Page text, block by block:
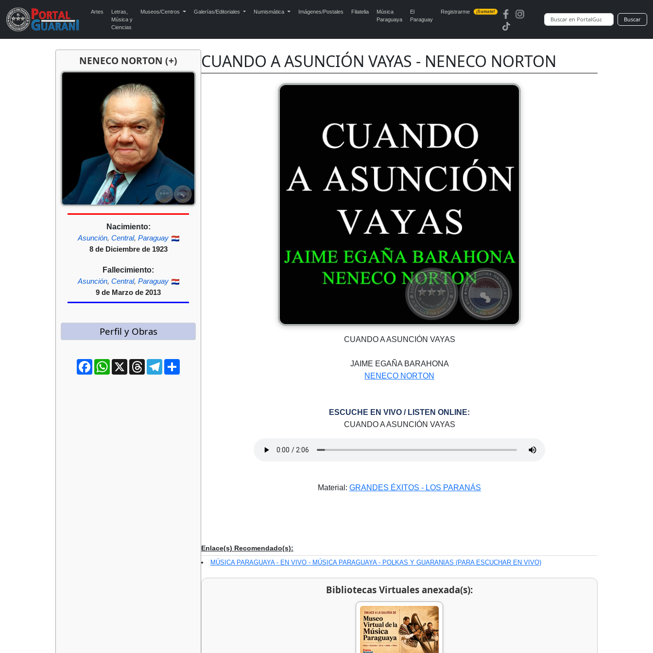
Artes
Letras,
Música y
Ciencias
Museos/Centros Galerías/Editoriales Numismática Imágenes/Postales Filatelia
Música
Paraguaya
El
Paraguay
Registrarme ¡Sumate!
Buscar
NENECO NORTON (+)
Nacimiento:
Asunción, Central, Paraguay
8 de Diciembre de 1923
Fallecimiento:
Asunción, Central, Paraguay
9 de Marzo de 2013
Perfil y Obras
FacebookWhatsApp
X ThreadsTelegram
CUANDO A ASUNCIÓN VAYAS - NENECO NORTON
CUANDO A ASUNCIÓN VAYAS
JAIME EGAÑA BARAHONA
NENECO NORTON
ESCUCHE EN VIVO / LISTEN ONLINE:
CUANDO A ASUNCIÓN VAYAS
Material: GRANDES ÉXITOS - LOS PARANÁS
Enlace(s) Recomendado(s):
MÚSICA PARAGUAYA - EN VIVO - MÚSICA PARAGUAYA - POLKAS Y GUARANIAS (PARA ESCUCHAR EN VIVO)
Bibliotecas Virtuales anexada(s):